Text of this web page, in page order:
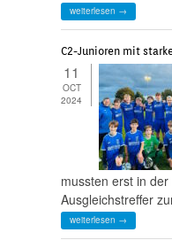
weiterlesen →
C2-Junioren mit
11
OCT
2024
mussten erst in
Ausgleichstreffer
weiterlesen →